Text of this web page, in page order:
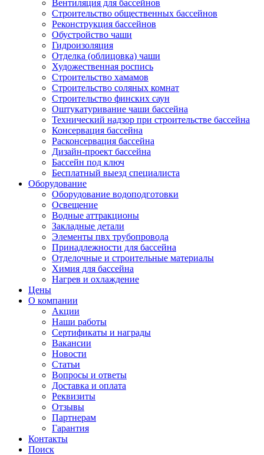
Вентиляция для бассейнов
Строительство общественных бассейнов
Реконструкция бассейнов
Обустройство чаши
Гидроизоляция
Отделка (облицовка) чаши
Художественная роспись
Строительство хамамов
Строительство соляных комнат
Строительство финских саун
Оштукатуривание чаши бассейна
Технический надзор при строительстве бассейна
Консервация бассейна
Расконсервация бассейна
Дизайн-проект бассейна
Бассейн под ключ
Бесплатный выезд специалиста
Оборудование
Оборудование водоподготовки
Освещение
Водные аттракционы
Закладные детали
Элементы пвх трубопровода
Принадлежности для бассейна
Отделочные и строительные материалы
Химия для бассейна
Нагрев и охлаждение
Цены
О компании
Акции
Наши работы
Сертификаты и награды
Вакансии
Новости
Статьи
Вопросы и ответы
Доставка и оплата
Реквизиты
Отзывы
Партнерам
Гарантия
Контакты
Поиск